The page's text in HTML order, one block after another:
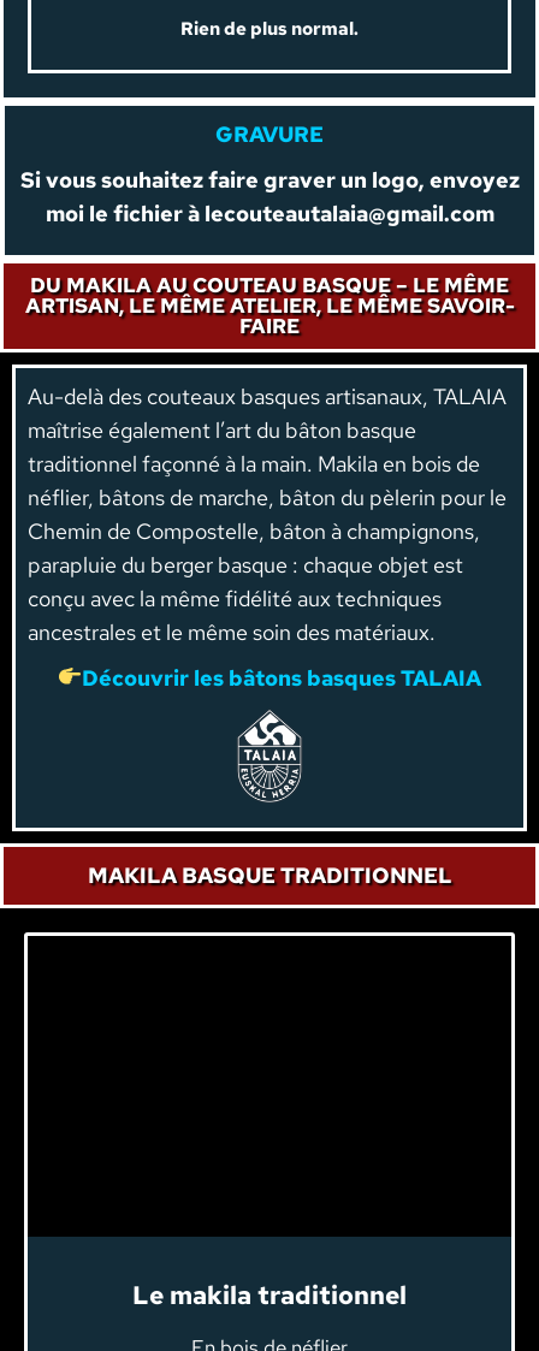
Rien de plus normal.
GRAVURE
Si vous souhaitez faire graver un logo, envoyez
moi le fichier à lecouteautalaia@gmail.com
DU MAKILA AU COUTEAU BASQUE – LE MÊME
ARTISAN, LE MÊME ATELIER, LE MÊME SAVOIR-
FAIRE
Au-delà des couteaux basques artisanaux, TALAIA
maîtrise également l’art du bâton basque
traditionnel façonné à la main. Makila en bois de
néflier, bâtons de marche, bâton du pèlerin pour le
Chemin de Compostelle, bâton à champignons,
parapluie du berger basque : chaque objet est
conçu avec la même fidélité aux techniques
ancestrales et le même soin des matériaux.
Découvrir les bâtons basques TALAIA
MAKILA BASQUE TRADITIONNEL
Le makila traditionnel